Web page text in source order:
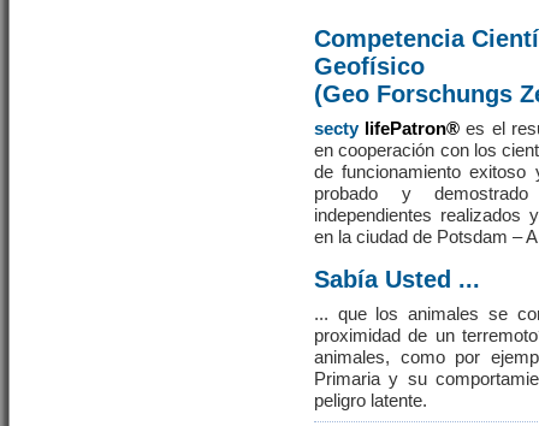
Competencia
Geofísico
(Geo Forschungs
secty lifePatron® es el
en cooperación con los
de funcionamiento
probado y
independientes realizados
en la ciudad de Potsdam –
Sabía Usted ...
... que los animales se
proximidad de un
animales, como por
Primaria y su
peligro latente.